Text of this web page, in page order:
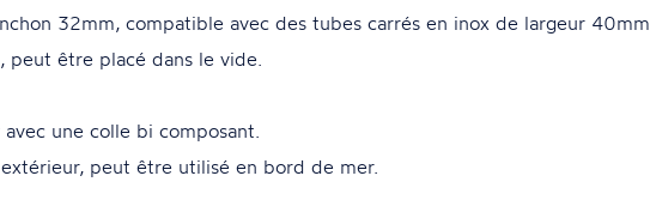
32mm, compatible avec des tubes carrés en inox de largeur 40mm.
peut être placé dans le vide.
une colle bi composant.
peut être utilisé en bord de mer.